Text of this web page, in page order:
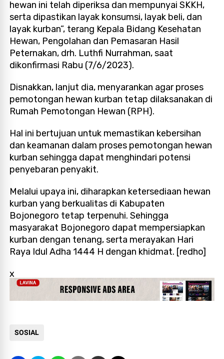
hewan ini telah diperiksa dan mempunyai SKKH,
serta dipastikan layak konsumsi, layak beli, dan
layak kurban”, terang Kepala Bidang Kesehatan
Hewan, Pengolahan dan Pemasaran Hasil
Peternakan, drh. Luthfi Nurrahman, saat
dikonfirmasi Rabu (7/6/2023).
Disnakkan, lanjut dia, menyarankan agar proses
pemotongan hewan kurban tetap dilaksanakan di
Rumah Pemotongan Hewan (RPH).
Hal ini bertujuan untuk memastikan kebersihan
dan keamanan dalam proses pemotongan hewan
kurban sehingga dapat menghindari potensi
penyebaran penyakit.
Melalui upaya ini, diharapkan ketersediaan hewan
kurban yang berkualitas di Kabupaten
Bojonegoro tetap terpenuhi. Sehingga
masyarakat Bojonegoro dapat mempersiapkan
kurban dengan tenang, serta merayakan Hari
Raya Idul Adha 1444 H dengan khidmat. [redho]
x
SOSIAL